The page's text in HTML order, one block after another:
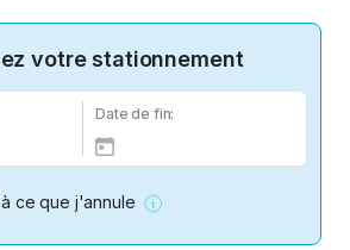
votre stationnement
Date de fin:
ce que j'annule